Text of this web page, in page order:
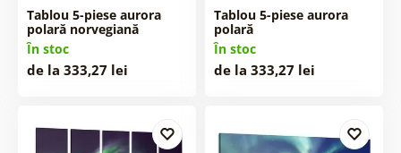
Tablou 5-piese aurora
polară norvegiană
În stoc
de la 333,27 lei
Tablou 5-piese aurora
polară
În stoc
de la 333,27 lei